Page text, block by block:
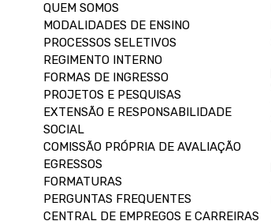
QUEM SOMOS
MODALIDADES DE ENSINO
PROCESSOS SELETIVOS
REGIMENTO INTERNO
FORMAS DE INGRESSO
PROJETOS E PESQUISAS
EXTENSÃO E RESPONSABILIDADE
SOCIAL
COMISSÃO PRÓPRIA DE AVALIAÇÃO
EGRESSOS
FORMATURAS
PERGUNTAS FREQUENTES
CENTRAL DE EMPREGOS E CARREIRAS